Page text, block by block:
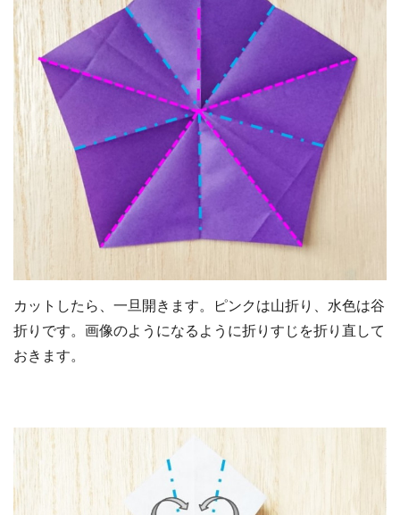
カットしたら、一旦開きます。ピンクは山折り、水色は谷
折りです。画像のようになるように折りすじを折り直して
おきます。